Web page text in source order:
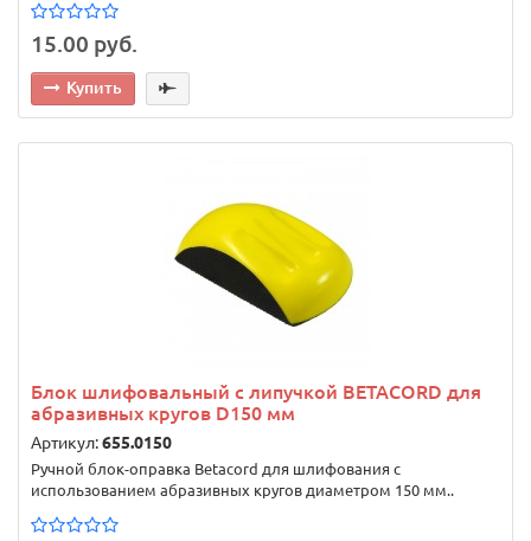
15.00 руб.
Купить
Блок шлифовальный с липучкой BETACORD для
абразивных кругов D150 мм
Артикул:655.0150
Ручной блок-оправка Betacord для шлифования с
использованием абразивных кругов диаметром 150 мм..